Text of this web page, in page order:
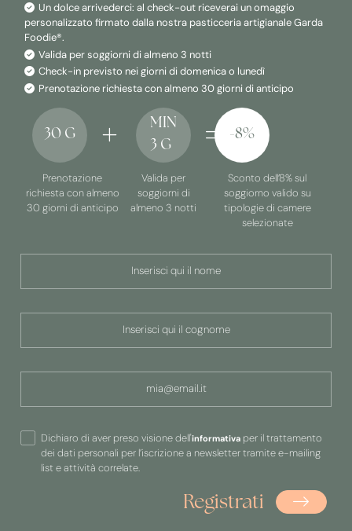
Un dolce arrivederci: al check-out riceverai un omaggio
personalizzato firmato dalla nostra pasticceria artigianale Garda
Foodie®.
Valida per soggiorni di almeno 3 notti
Check-in previsto nei giorni di domenica o lunedì
Prenotazione richiesta con almeno 30 giorni di anticipo
30 G
Prenotazione
richiesta con almeno
30 giorni di anticipo
MIN
3 G
Valida per
soggiorni di
almeno 3 notti
-8%
Sconto dell’8% sul
soggiorno valido su
tipologie di camere
selezionate
Dichiaro di aver preso visione dell'informativa per il trattamento
dei dati personali per l’iscrizione a newsletter tramite e-mailing
list e attività correlate.
Registrati